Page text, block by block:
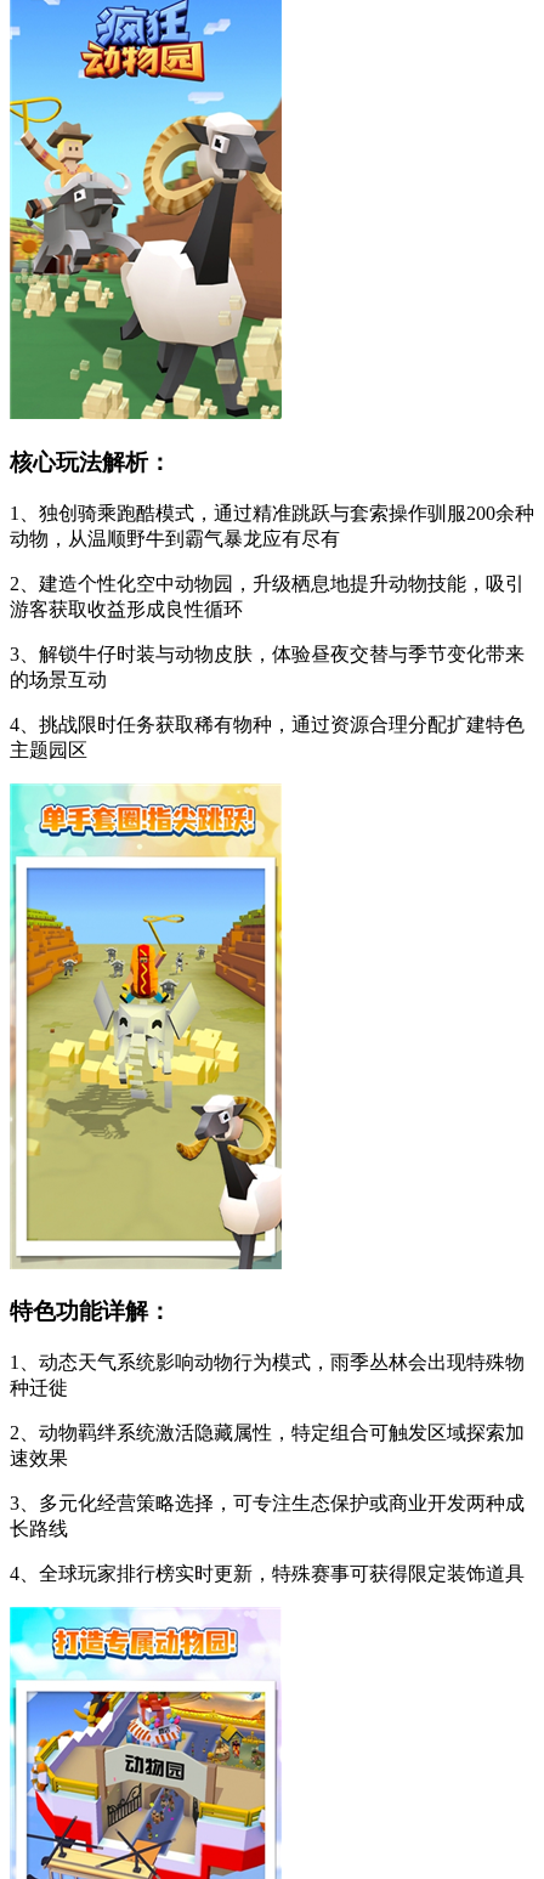
核心玩法解析：
1、独创骑乘跑酷模式，通过精准跳跃与套索操作驯服200余种
动物，从温顺野牛到霸气暴龙应有尽有
2、建造个性化空中动物园，升级栖息地提升动物技能，吸引
游客获取收益形成良性循环
3、解锁牛仔时装与动物皮肤，体验昼夜交替与季节变化带来
的场景互动
4、挑战限时任务获取稀有物种，通过资源合理分配扩建特色
主题园区
特色功能详解：
1、动态天气系统影响动物行为模式，雨季丛林会出现特殊物
种迁徙
2、动物羁绊系统激活隐藏属性，特定组合可触发区域探索加
速效果
3、多元化经营策略选择，可专注生态保护或商业开发两种成
长路线
4、全球玩家排行榜实时更新，特殊赛事可获得限定装饰道具